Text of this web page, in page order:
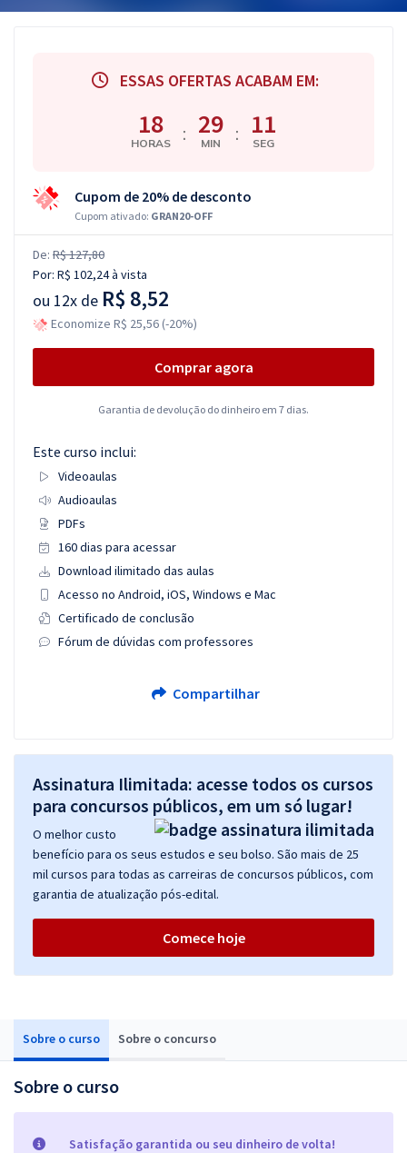
Sobre o curso Sobre o concurso
Sobre o curso
Satisfação garantida ou seu dinheiro de volta!
ESSAS OFERTAS ACABAM EM:
18
HORAS : 29
MIN : 10
SEG
Cupom de 20% de desconto
Cupom ativado: GRAN20-OFF
De: R$ 127,80
Por: R$ 102,24à vista
ou 12x de R$ 8,52
Economize R$ 25,56 (-20%)
Comprar agora
Garantia de devolução do dinheiro em 7 dias.
Este curso inclui:
Videoaulas
Audioaulas
PDFs
160 dias para acessar
Download ilimitado das aulas
Acesso no Android, iOS, Windows e Mac
Certificado de conclusão
Fórum de dúvidas com professores
Compartilhar
Assinatura Ilimitada: acesse todos os cursos
para concursos públicos, em um só lugar!
O melhor custo
benefício para os seus estudos e seu bolso. São mais de 25
mil cursos para todas as carreiras de concursos públicos, com
garantia de atualização pós-edital.
Comece hoje